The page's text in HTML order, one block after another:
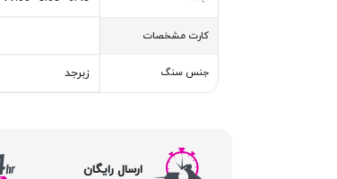
کارت مشخصات
جنس سنگ زبرجد
ارسال رایگان